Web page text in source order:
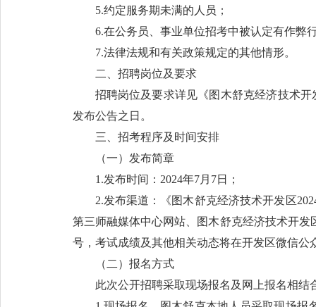
5.约定服务期未满的人员；
6.在公务员、事业单位招考中被认定有作弊
7.法律法规和有关政策规定的其他情形。
二、招聘岗位及要求
招聘岗位及要求详见《图木舒克经济技术
发布公告之日。
三、招考程序及时间安排
（一）发布简章
1.发布时间：2024年7月7日；
2.发布渠道：《图木舒克经济技术开发区
第三师融媒体中心网站、图木舒克经济技术开
号，考试成绩及其他相关动态将在开发区微信公
（二）报名方式
此次公开招聘采取现场报名及网上报名相结